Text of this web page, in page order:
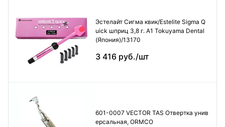
Эстелайт Сигма квик/Estelite Sigma Q
uick шприц 3,8 г. А1 Tokuyama Dental
(Япония)/13170
3 416 руб./шт
601-0007 VECTOR TAS Отвертка унив
ерсальная, ORMCO